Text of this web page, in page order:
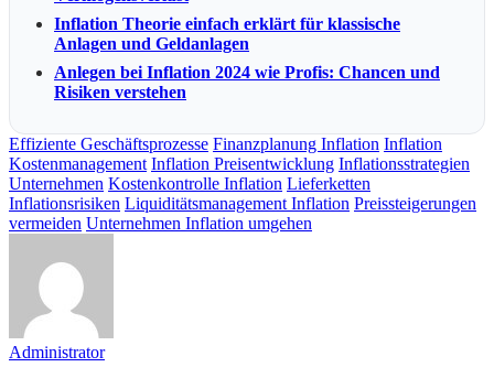
Inflation Theorie einfach erklärt für klassische
Anlagen und Geldanlagen
Anlegen bei Inflation 2024 wie Profis: Chancen und
Risiken verstehen
Effiziente Geschäftsprozesse Finanzplanung Inflation Inflation
Kostenmanagement Inflation Preisentwicklung Inflationsstrategien
Unternehmen Kostenkontrolle Inflation Lieferketten
Inflationsrisiken Liquiditätsmanagement Inflation Preissteigerungen
vermeiden Unternehmen Inflation umgehen
Administrator